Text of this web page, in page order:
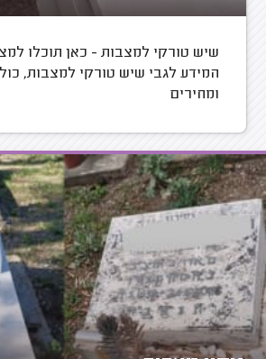
שיש טורקי למצבות - כאן תוכלו
המידע לגבי שיש טורקי למצבות,
ומחירים